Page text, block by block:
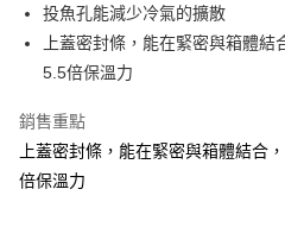
資料（包含姓名、電話或地址）提供予
3.完整用戶服務條款，請詳閱以下連結：
是否繳費成功／繳費後需取消欲退款等
客戶支援中心」 https://
【注意事項】
易，需依本服務之必要範圍內提供個人
權轉讓予恩沛科技股份有限公司。
https://aftee.tw/terms/#terms3
投魚孔能減少冷氣的擴散
上蓋密封條，能在緊密與箱體
5.5倍保溫力
銷售重點
上蓋密封條，能在緊密與箱體結合
倍保溫力